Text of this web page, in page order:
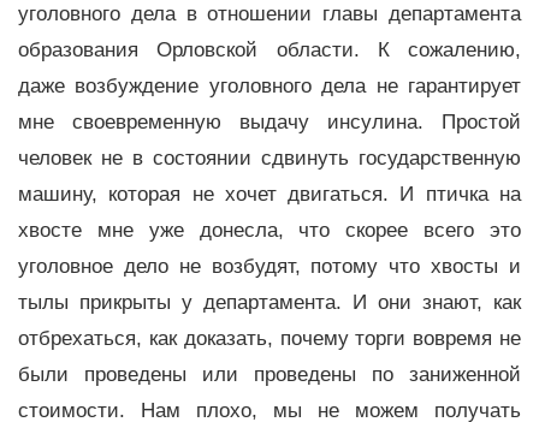
уголовного дела в отношении главы департамента
образования Орловской области. К сожалению,
даже возбуждение уголовного дела не гарантирует
мне своевременную выдачу инсулина. Простой
человек не в состоянии сдвинуть государственную
машину, которая не хочет двигаться. И птичка на
хвосте мне уже донесла, что скорее всего это
уголовное дело не возбудят, потому что хвосты и
тылы прикрыты у департамента. И они знают, как
отбрехаться, как доказать, почему торги вовремя не
были проведены или проведены по заниженной
стоимости. Нам плохо, мы не можем получать